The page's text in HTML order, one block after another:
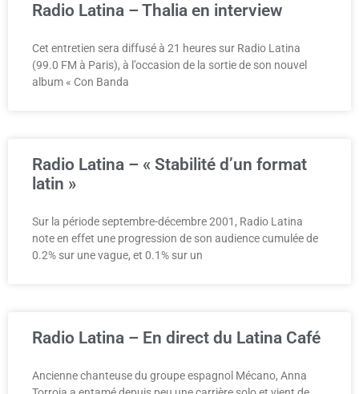
Radio Latina – Thalia en interview
Cet entretien sera diffusé à 21 heures sur Radio Latina
(99.0 FM à Paris), à l’occasion de la sortie de son nouvel
album « Con Banda
Radio Latina – « Stabilité d’un format
latin »
Sur la période septembre-décembre 2001, Radio Latina
note en effet une progression de son audience cumulée de
0.2% sur une vague, et 0.1% sur un
Radio Latina – En direct du Latina Café
Ancienne chanteuse du groupe espagnol Mécano, Anna